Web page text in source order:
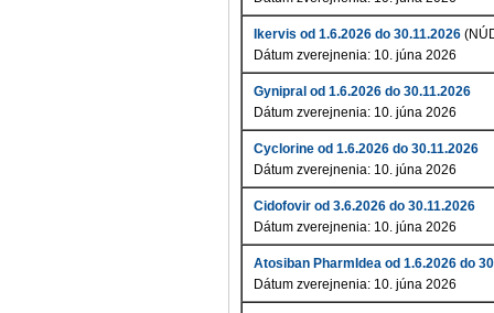
Ikervis od 1.6.2026 do 30.11.2026
Dátum zverejnenia: 10. júna 2026
Gynipral od 1.6.2026 do 30.11.2026
Dátum zverejnenia: 10. júna 2026
Cyclorine od 1.6.2026 do 30.11.2026
Dátum zverejnenia: 10. júna 2026
Cidofovir od 3.6.2026 do 30.11.2026
Dátum zverejnenia: 10. júna 2026
Atosiban PharmIdea od 1.6.2026 do
Dátum zverejnenia: 10. júna 2026